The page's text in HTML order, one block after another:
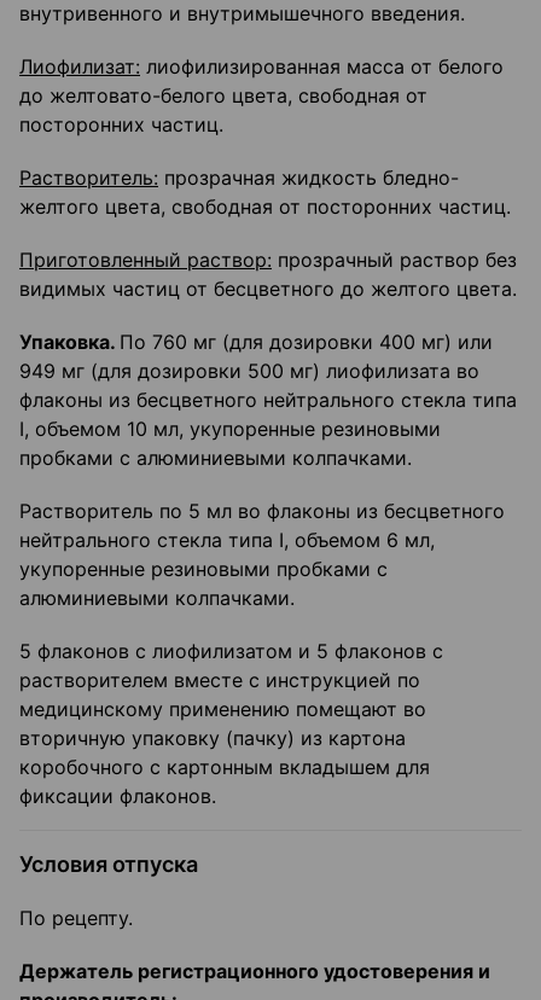
внутривенного и внутримышечного введения.
Лиофилизат: лиофилизированная масса от белого
до желтовато-белого цвета, свободная от
посторонних частиц.
Растворитель: прозрачная жидкость бледно-
желтого цвета, свободная от посторонних частиц.
Приготовленный раствор: прозрачный раствор без
видимых частиц от бесцветного до желтого цвета.
Упаковка. По 760 мг (для дозировки 400 мг) или
949 мг (для дозировки 500 мг) лиофилизата во
флаконы из бесцветного нейтрального стекла типа
I, объемом 10 мл, укупоренные резиновыми
пробками с алюминиевыми колпачками.
Растворитель по 5 мл во флаконы из бесцветного
нейтрального стекла типа I, объемом 6 мл,
укупоренные резиновыми пробками с
алюминиевыми колпачками.
5 флаконов с лиофилизатом и 5 флаконов с
растворителем вместе с инструкцией по
медицинскому применению помещают во
вторичную упаковку (пачку) из картона
коробочного с картонным вкладышем для
фиксации флаконов.
Условия отпуска
По рецепту.
Держатель регистрационного удостоверения и